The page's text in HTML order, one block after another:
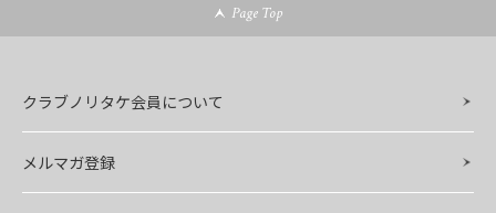
Page Top
クラブノリタケ会員について
メルマガ登録